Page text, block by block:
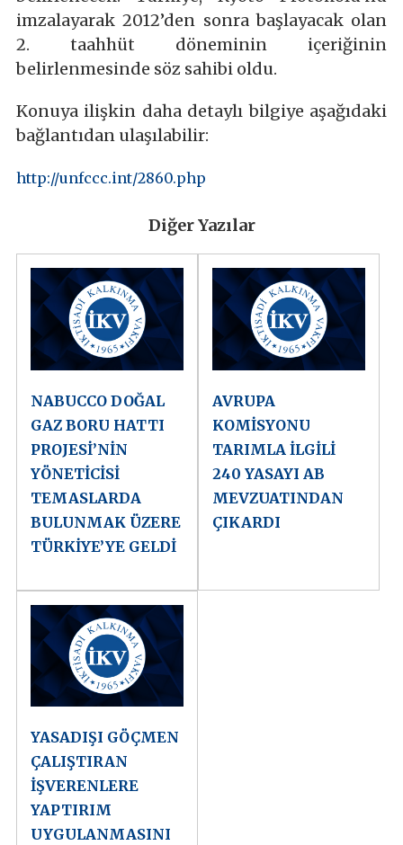
imzalayarak 2012’den sonra başlayacak olan
2. taahhüt döneminin içeriğinin
belirlenmesinde söz sahibi oldu.
Konuya ilişkin daha detaylı bilgiye aşağıdaki
bağlantıdan ulaşılabilir:
http://unfccc.int/2860.php
Diğer Yazılar
NABUCCO DOĞAL
GAZ BORU HATTI
PROJESİ’NİN
YÖNETİCİSİ
TEMASLARDA
BULUNMAK ÜZERE
TÜRKİYE’YE GELDİ
AVRUPA
KOMİSYONU
TARIMLA İLGİLİ
240 YASAYI AB
MEVZUATINDAN
ÇIKARDI
YASADIŞI GÖÇMEN
ÇALIŞTIRAN
İŞVERENLERE
YAPTIRIM
UYGULANMASINI